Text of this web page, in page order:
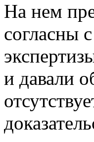
На нем
согласны
и давали